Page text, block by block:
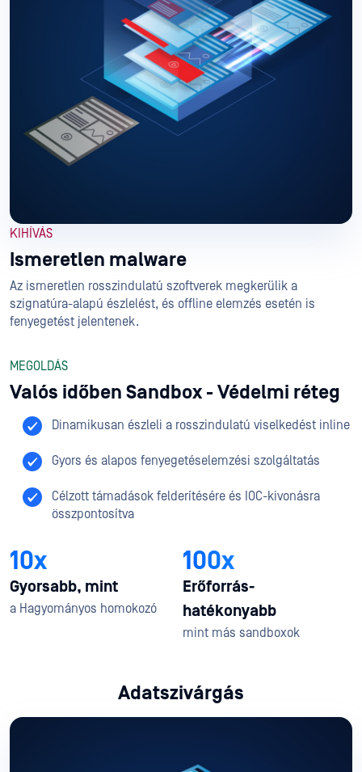
KIHÍVÁS
Ismeretlen malware
Az ismeretlen rosszindulatú szoftverek megkerülik a
szignatúra-alapú észlelést, és offline elemzés esetén is
fenyegetést jelentenek.
MEGOLDÁS
Valós időben Sandbox - Védelmi réteg
Dinamikusan észleli a rosszindulatú viselkedést inline
Gyors és alapos fenyegetéselemzési szolgáltatás
Célzott támadások felderítésére és IOC-kivonásra
összpontosítva
10x
Gyorsabb, mint
a Hagyományos homokozó
100x
Erőforrás-
hatékonyabb
mint más sandboxok
Adatszivárgás